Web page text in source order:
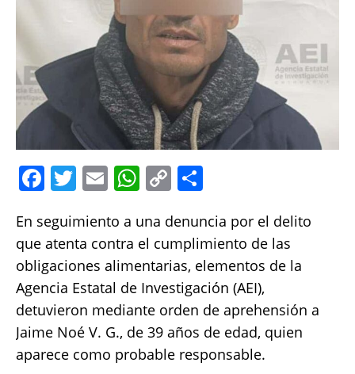
F
c
e
b
o
o
k
T
it
te
r
E
ai
l
W
at
s
A
p
p
C
p
y
Li
n
k
a
re
En seguimiento a una denuncia por el delito
que atenta contra el cumplimiento de las
obligaciones alimentarias, elementos de la
Agencia Estatal de Investigación (AEI),
detuvieron mediante orden de aprehensión a
Jaime Noé V. G., de 39 años de edad, quien
aparece como probable responsable.